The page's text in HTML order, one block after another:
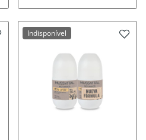
Indisponível